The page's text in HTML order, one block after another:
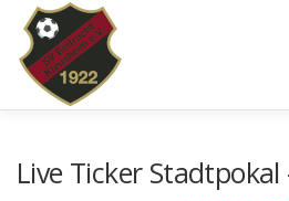
Inhalt
springen
Live Ticker Stadtpokal